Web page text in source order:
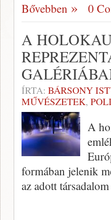
Bővebben 0
A
ÍRTA: BÁRSONY
MŰVÉSZETEK,
A
formában jelenik
az adott